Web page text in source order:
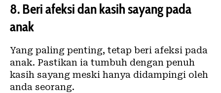
8.Beri afeksi dan kasih sayang pada
anak
Yang paling penting, tetap beri afeksi pada
anak. Pastikan ia tumbuh dengan penuh
kasih sayang meski hanya didampingi oleh
anda seorang.